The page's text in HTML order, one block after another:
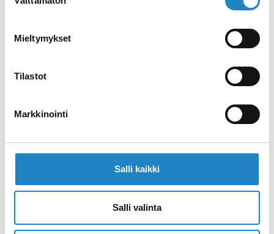
Mieltymykset
Tilastot
Markkinointi
Salli kaikki
Salli valinta